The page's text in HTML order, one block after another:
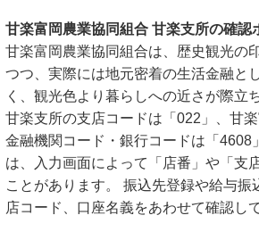
甘楽富岡農業協同組合 甘楽支所の確認
甘楽富岡農業協同組合は、歴史観光の
つつ、実際には地元密着の生活金融と
く、観光色より暮らしへの近さが際立
甘楽支所の支店コードは「022」、甘
金融機関コード・銀行コードは「4608
は、入力画面によって「店番」や「支
ことがあります。 振込先登録や給与振
店コード、口座名義をあわせて確認し